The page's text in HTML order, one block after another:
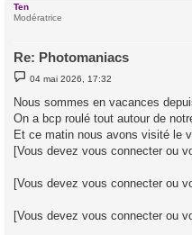
Ten
Modératrice
Re: Photomaniacs
M
e
s
a
e
04 mai 2026, 17:32
Nous sommes en vacances
On a bcp roulé tout autour de
Et ce matin nous avons visité le
[Vous devez vous connecter ou
[Vous devez vous connecter ou
[Vous devez vous connecter ou